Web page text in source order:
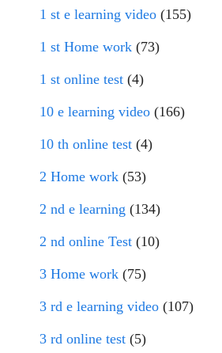
1 st e learning video (155)
1 st Home work (73)
1 st online test (4)
10 e learning video (166)
10 th online test (4)
2 Home work (53)
2 nd e learning (134)
2 nd online Test (10)
3 Home work (75)
3 rd e learning video (107)
3 rd online test (5)